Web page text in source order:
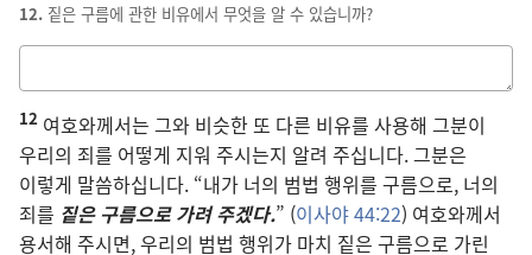
12. 짙은 구름에 관한 비유에서 무엇을 알 수 있습니까?
적는
칸
12 여호와께서는 그와 비슷한 또 다른 비유를 사용해 그분이
우리의 죄를 어떻게 지워 주시는지 알려 주십니다. 그분은
이렇게 말씀하십니다. “내가 너의 범법 행위를 구름으로, 너의
죄를 짙은 구름으로 가려 주겠다.” (이사야 44:22) 여호와께서
용서해 주시면, 우리의 범법 행위가 마치 짙은 구름으로 가린